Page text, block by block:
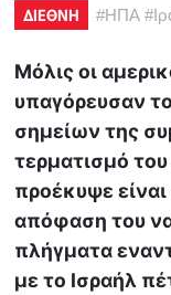
ΔΙΕΘΝΗ #ΗΠΑ #
Μόλις οι
υπαγόρευσαν
σημείων της
τερματισμό
προέκυψε
απόφαση του
πλήγματα
με το Ισραήλ